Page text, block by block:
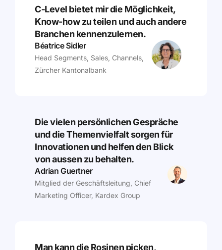
C-Level bietet mir die Möglichkeit,
Know-how zu teilen und auch andere
Branchen kennenzulernen.
Béatrice Sidler
Head Segments, Sales, Channels,
Zürcher Kantonalbank
Die vielen persönlichen Gespräche
und die Themenvielfalt sorgen für
Innovationen und helfen den Blick
von aussen zu behalten.
Adrian Guertner
Mitglied der Geschäftsleitung, Chief
Marketing Officer, Kardex Group
Man kann die Rosinen picken,